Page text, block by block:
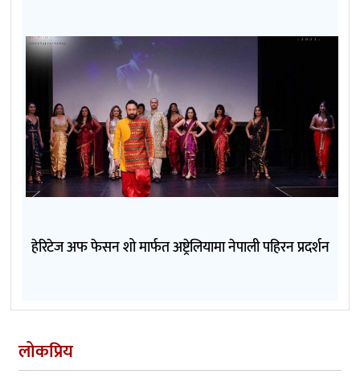
हेरिटेज अफ फेसन शो मार्फत अष्ट्रेलियामा नेपाली पहिरन प्रदर्शन
लोकप्रिय